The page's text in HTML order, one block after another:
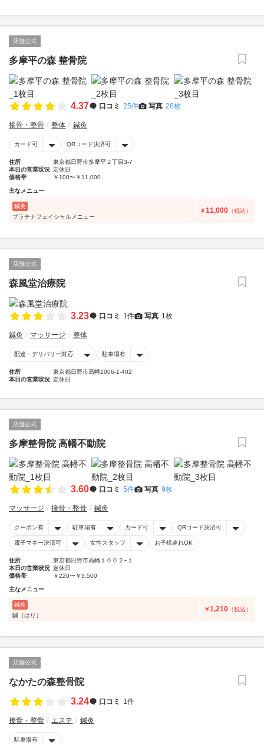
店舗公式
多摩平の森 整骨院
4.37 口コミ 25件 写真 28枚
接骨・整骨 整体 鍼灸
カード可 QRコード決済可
住所
東京都日野市多摩平２丁目3-7
本日の営業状況 定休日
価格帯
￥100〜￥11,000
主なメニュー
鍼灸
プラチナフェイシャルメニュー
￥11,000 （税込）
店舗公式
森風堂治療院
3.23 口コミ 1件 写真 1枚
鍼灸 マッサージ 整体
配達・デリバリー対応 駐車場有
住所
東京都日野市高幡1006-1-402
本日の営業状況 定休日
店舗公式
多摩整骨院 高幡不動院
3.60 口コミ 5件 写真 9枚
マッサージ 接骨・整骨 鍼灸
クーポン有 駐車場有 カード可 QRコード決済可
電子マネー決済可 女性スタッフ お子様連れOK
住所
東京都日野市高幡１００２−１
本日の営業状況 定休日
価格帯
￥220〜￥3,500
主なメニュー
鍼灸
鍼（はり）
￥1,210 （税込）
店舗公式
なかたの森整骨院
3.24
口コミ 1件
接骨・整骨 エステ 鍼灸
駐車場有